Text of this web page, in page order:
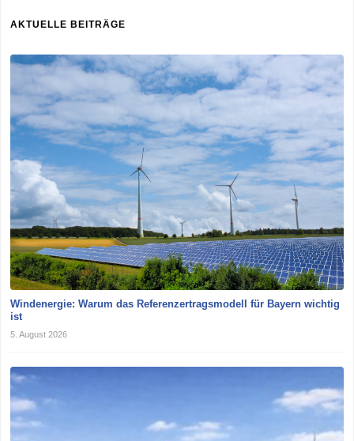
AKTUELLE BEITRÄGE
Windenergie: Warum das Referenzertragsmodell für Bayern wichtig
ist
5. August 2026